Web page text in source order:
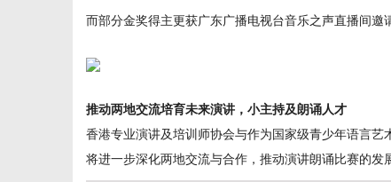
而部分金奖得主更获广东广播电视台音乐之声直播间
推动两地交流培育未来演讲，小主持及朗诵人才
香港专业演讲及培训师协会与作为国家级青少年语言
将进一步深化两地交流与合作，推动演讲朗诵比赛的发